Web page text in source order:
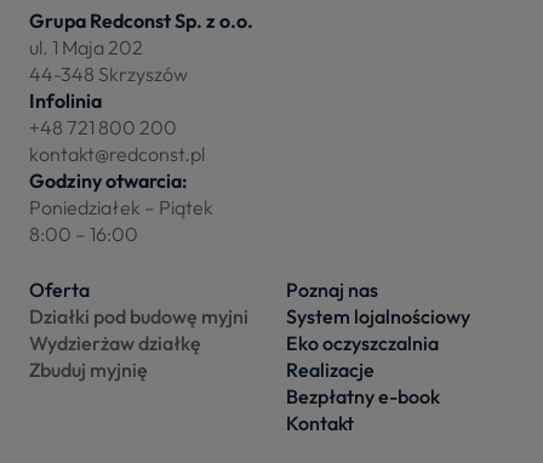
Grupa Redconst Sp. z o.o.
ul. 1 Maja 202
44-348 Skrzyszów
Infolinia
+48 721 800 200
kontakt@redconst.pl
Godziny otwarcia:
Poniedziałek – Piątek
8:00 – 16:00
Oferta
Działki pod budowę myjni
Wydzierżaw działkę
Zbuduj myjnię
Poznaj nas
System lojalnościowy
Eko oczyszczalnia
Realizacje
Bezpłatny e-book
Kontakt